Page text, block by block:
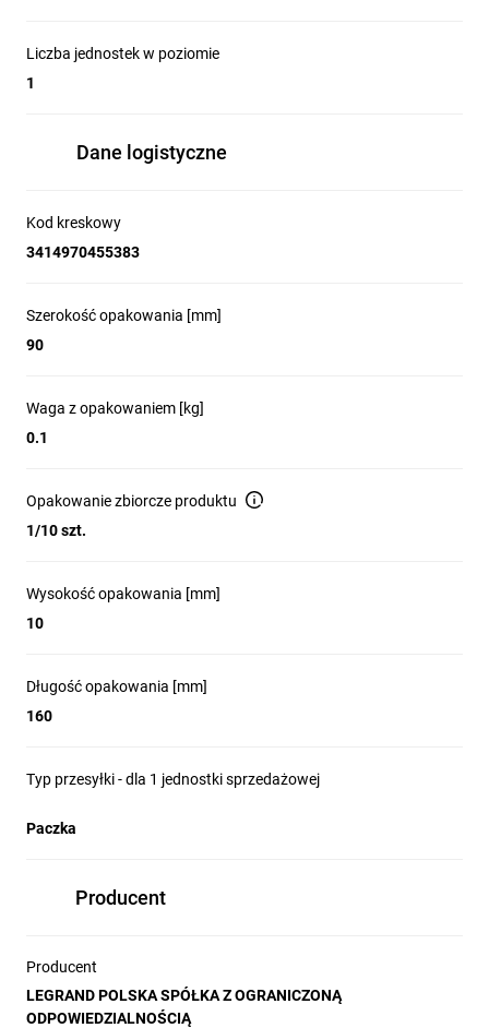
Liczba jednostek w poziomie
1
Dane logistyczne
Kod kreskowy
3414970455383
Szerokość opakowania [mm]
90
Waga z opakowaniem [kg]
0.1
Opakowanie zbiorcze produktu
1/10 szt.
Wysokość opakowania [mm]
10
Długość opakowania [mm]
160
Typ przesyłki - dla 1 jednostki sprzedażowej
Paczka
Producent
Producent
LEGRAND POLSKA SPÓŁKA Z OGRANICZONĄ
ODPOWIEDZIALNOŚCIĄ